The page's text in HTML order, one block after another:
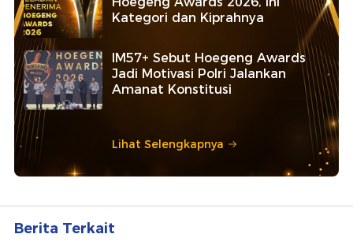
Kategori dan Kiprahnya
IM57+ Sebut Hoegeng Awards
Jadi Motivasi Polri Jalankan
Amanat Konstitusi
Lihat Selengkapnya
Berita Terkait